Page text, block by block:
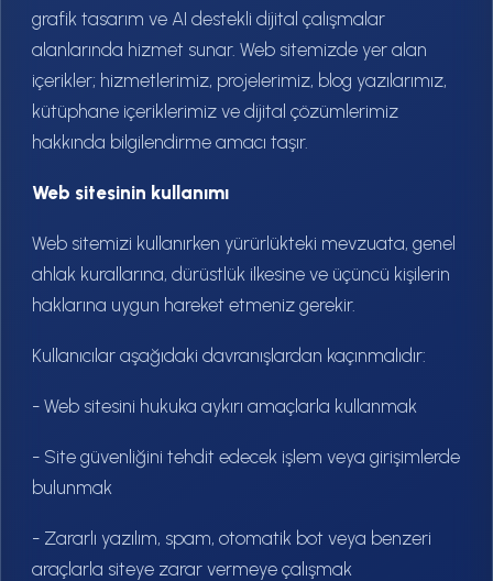
grafik tasarım ve AI destekli dijital çalışmalar
alanlarında hizmet sunar. Web sitemizde yer alan
içerikler; hizmetlerimiz, projelerimiz, blog yazılarımız,
kütüphane içeriklerimiz ve dijital çözümlerimiz
hakkında bilgilendirme amacı taşır.
Web sitesinin kullanımı
Web sitemizi kullanırken yürürlükteki mevzuata, genel
ahlak kurallarına, dürüstlük ilkesine ve üçüncü kişilerin
haklarına uygun hareket etmeniz gerekir.
Kullanıcılar aşağıdaki davranışlardan kaçınmalıdır:
- Web sitesini hukuka aykırı amaçlarla kullanmak
- Site güvenliğini tehdit edecek işlem veya girişimlerde
bulunmak
- Zararlı yazılım, spam, otomatik bot veya benzeri
araçlarla siteye zarar vermeye çalışmak